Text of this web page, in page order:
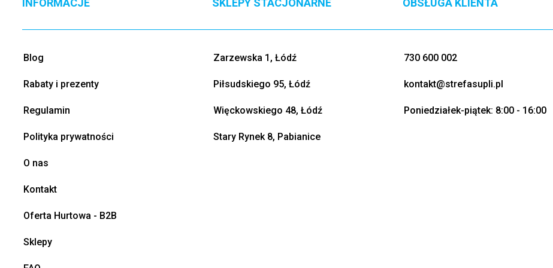
INFORMACJE
Blog
Rabaty i prezenty
Regulamin
Polityka prywatności
O nas
Kontakt
Oferta Hurtowa - B2B
Sklepy
SKLEPY STACJONARNE
Zarzewska 1, Łódź
Piłsudskiego 95, Łódź
Więckowskiego 48, Łódź
Stary Rynek 8, Pabianice
OBSŁUGA KLIENTA
730 600 002
kontakt@strefasupli.pl
Poniedziałek-piątek: 8:00 - 16:00